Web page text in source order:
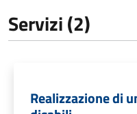
Servizi (2)
Realizzazione di